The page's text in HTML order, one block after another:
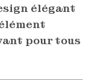
élégant
pour tous